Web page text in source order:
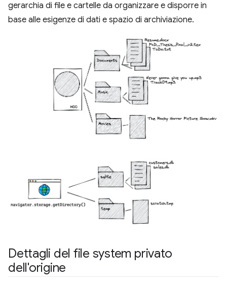
gerarchia di file e cartelle da organizzare e disporre in
base alle esigenze di dati e spazio di archiviazione.
Dettagli del file system privato
dell'origine